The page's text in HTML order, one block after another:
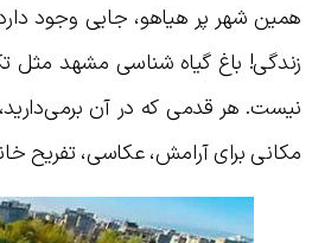
همین شهر پر هیاهو، جایی وجود
زندگی! باغ گیاه شناسی مشهد مثل
نیست. هر قدمی که در آن برمی‌دارید،
مکانی برای آرامش، عکاسی، تفریح